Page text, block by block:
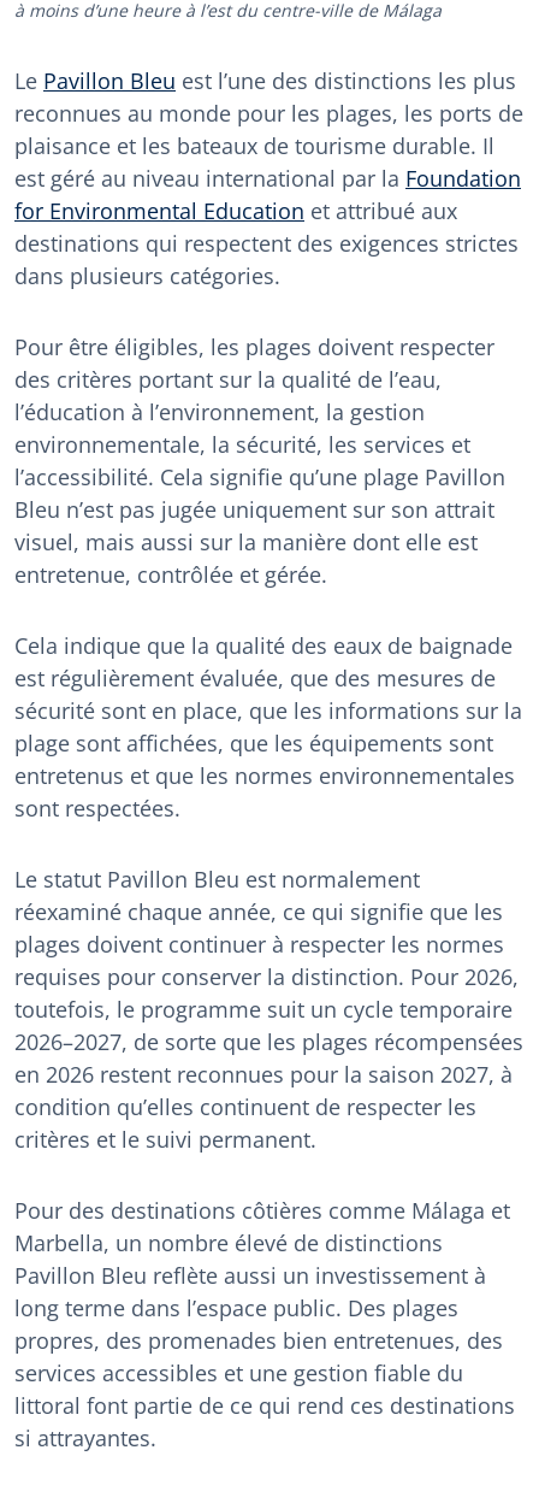
à moins d’une heure à l’est du centre-ville de Málaga
Le Pavillon Bleu est l’une des distinctions les plus
reconnues au monde pour les plages, les ports de
plaisance et les bateaux de tourisme durable. Il
est géré au niveau international par la Foundation
for Environmental Education et attribué aux
destinations qui respectent des exigences strictes
dans plusieurs catégories.
Pour être éligibles, les plages doivent respecter
des critères portant sur la qualité de l’eau,
l’éducation à l’environnement, la gestion
environnementale, la sécurité, les services et
l’accessibilité. Cela signifie qu’une plage Pavillon
Bleu n’est pas jugée uniquement sur son attrait
visuel, mais aussi sur la manière dont elle est
entretenue, contrôlée et gérée.
Cela indique que la qualité des eaux de baignade
est régulièrement évaluée, que des mesures de
sécurité sont en place, que les informations sur la
plage sont affichées, que les équipements sont
entretenus et que les normes environnementales
sont respectées.
Le statut Pavillon Bleu est normalement
réexaminé chaque année, ce qui signifie que les
plages doivent continuer à respecter les normes
requises pour conserver la distinction. Pour 2026,
toutefois, le programme suit un cycle temporaire
2026–2027, de sorte que les plages récompensées
en 2026 restent reconnues pour la saison 2027, à
condition qu’elles continuent de respecter les
critères et le suivi permanent.
Pour des destinations côtières comme Málaga et
Marbella, un nombre élevé de distinctions
Pavillon Bleu reflète aussi un investissement à
long terme dans l’espace public. Des plages
propres, des promenades bien entretenues, des
services accessibles et une gestion fiable du
littoral font partie de ce qui rend ces destinations
si attrayantes.